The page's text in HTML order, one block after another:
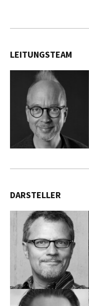
LEITUNGSTEAM
DARSTELLER